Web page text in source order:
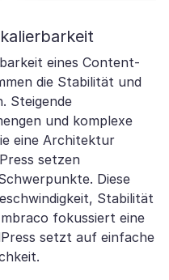
eines Content-
die Stabilität und
Steigende
und komplexe
eine Architektur
setzen
Diese
Stabilität
fokussiert eine
setzt auf einfache